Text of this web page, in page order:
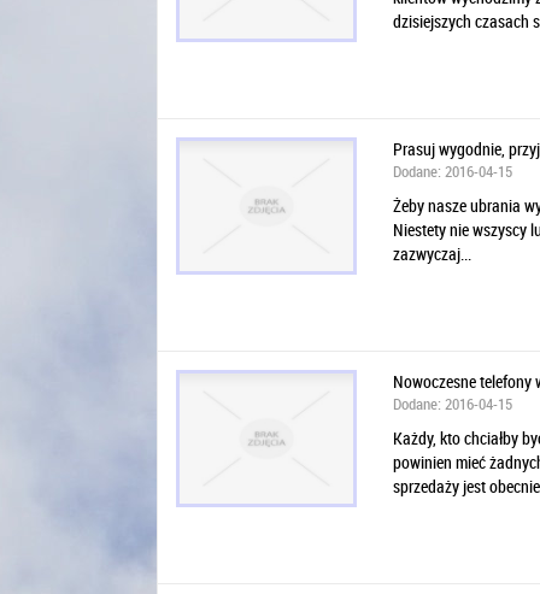
dzisiejszych czasach
Prasuj wygodnie,
Dodane: 2016-04-15
Żeby nasze ubrania
Niestety nie wszyscy
zazwyczaj...
Nowoczesne telefony
Dodane: 2016-04-15
Każdy, kto chciałby
powinien mieć
sprzedaży jest